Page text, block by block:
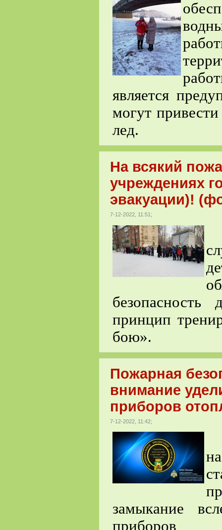
является
могут
лед.
На всякий
учреждениях
эвакуации)!
7-12-2022, 11:51;
принцип
бою».
Пожарная
внимание
приборов
7-12-2022, 11:42;
замыкание
приборов